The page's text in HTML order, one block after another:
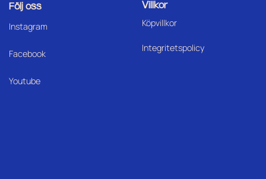
Följ oss
Instagram
Facebook
Youtube
Villkor
Köpvillkor
Integritetspolicy